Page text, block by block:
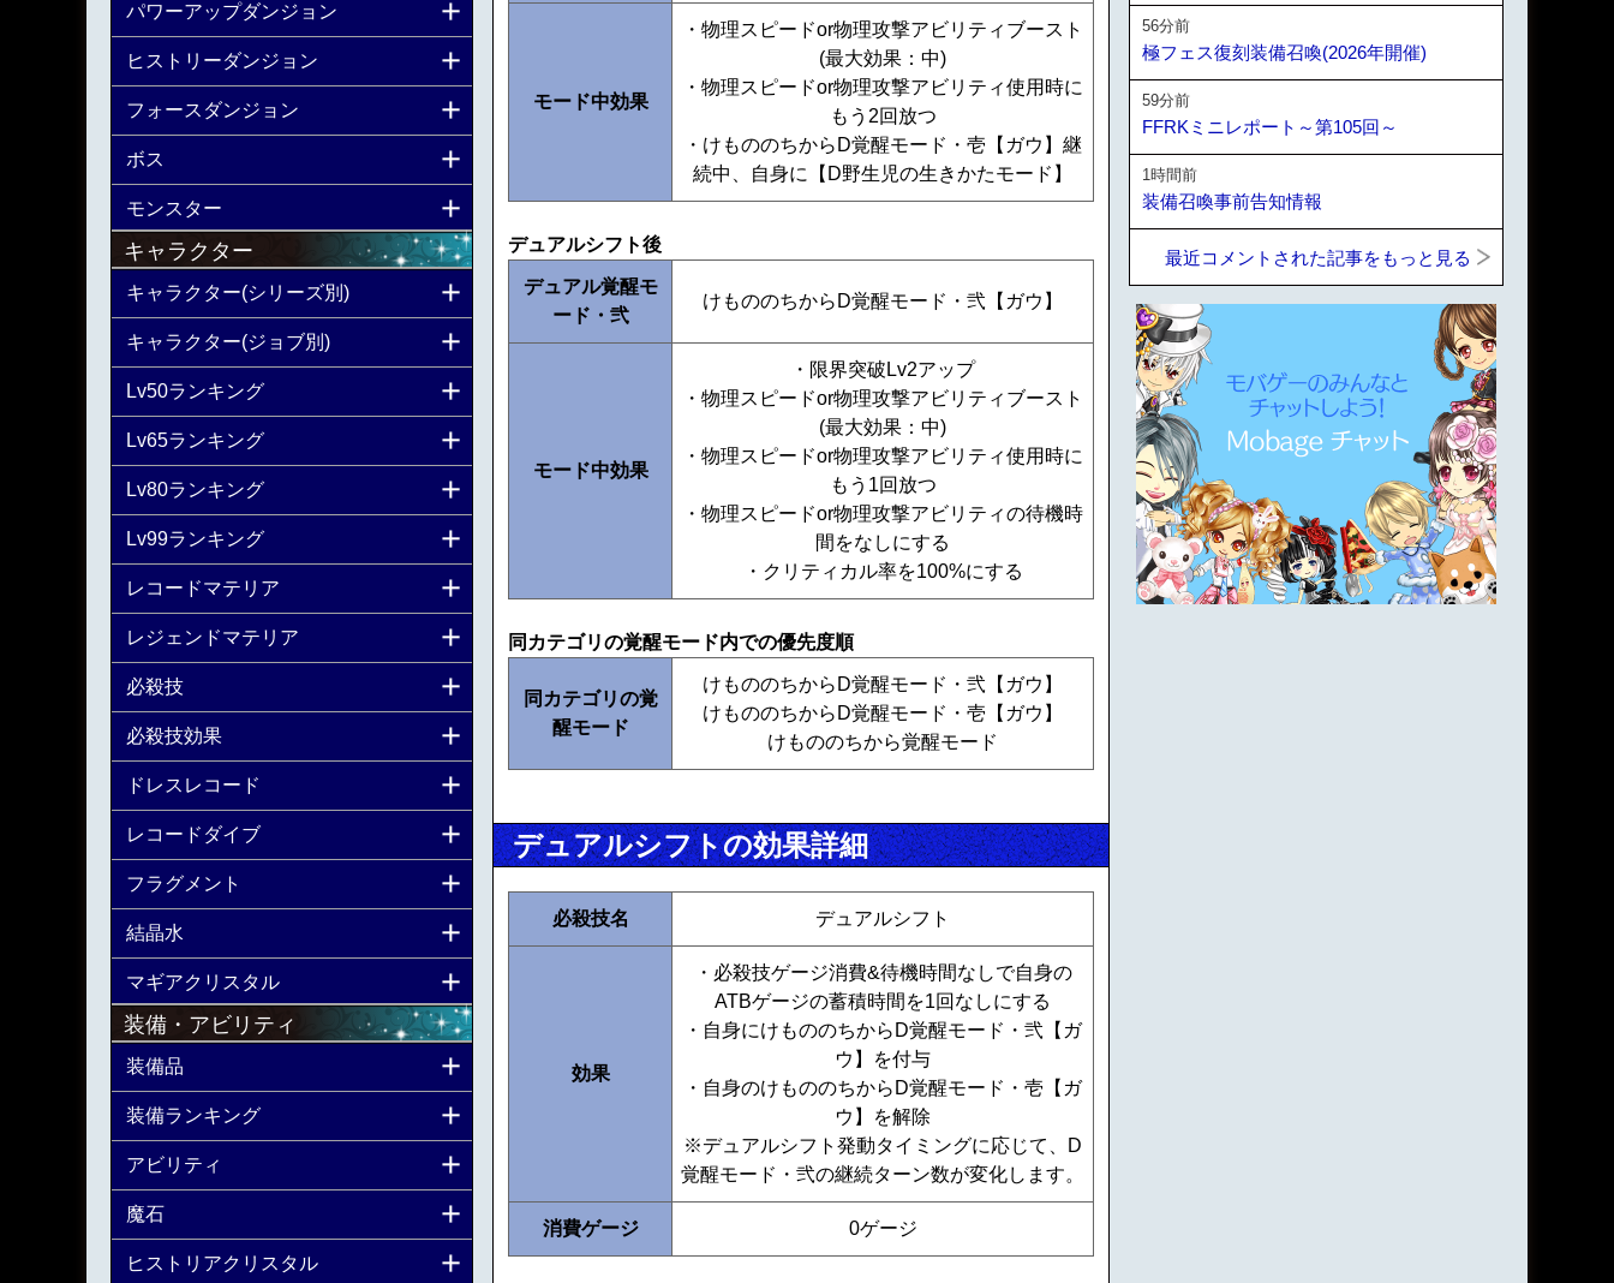
モード中効果
・物理スピードor物理攻撃アビリティブースト
(最大効果：中)
・物理スピードor物理攻撃アビリティ使用時に
もう2回放つ
・けもののちからD覚醒モード・壱【ガウ】継
続中、自身に【D野生児の生きかたモード】
デュアルシフト後
デュアル覚醒モ
ード・弐
けもののちからD覚醒モード・弐【ガウ】
モード中効果
・限界突破Lv2アップ
・物理スピードor物理攻撃アビリティブースト
(最大効果：中)
・物理スピードor物理攻撃アビリティ使用時に
もう1回放つ
・物理スピードor物理攻撃アビリティの待機時
間をなしにする
・クリティカル率を100%にする
同カテゴリの覚醒モード内での優先度順
同カテゴリの覚
醒モード
けもののちからD覚醒モード・弐【ガウ】
けもののちからD覚醒モード・壱【ガウ】
けもののちから覚醒モード
デュアルシフトの効果詳細
必殺技名 デュアルシフト
効果
・必殺技ゲージ消費&待機時間なしで自身の
ATBゲージの蓄積時間を1回なしにする
・自身にけもののちからD覚醒モード・弐【ガ
ウ】を付与
・自身のけもののちからD覚醒モード・壱【ガ
ウ】を解除
※デュアルシフト発動タイミングに応じて、D
覚醒モード・弐の継続ターン数が変化します。
消費ゲージ 0ゲージ
パワーアップダンジョン
ヒストリーダンジョン
フォースダンジョン
ボス
モンスター
キャラクター
キャラクター(シリーズ別)
キャラクター(ジョブ別)
Lv50ランキング
Lv65ランキング
Lv80ランキング
Lv99ランキング
レコードマテリア
レジェンドマテリア
必殺技
必殺技効果
ドレスレコード
レコードダイブ
フラグメント
結晶水
マギアクリスタル
装備・アビリティ
装備品
装備ランキング
アビリティ
魔石
ヒストリアクリスタル
56分前
極フェス復刻装備召喚(2026年開催)
59分前
FFRKミニレポート～第105回～
1時間前
装備召喚事前告知情報
最近コメントされた記事をもっと見る